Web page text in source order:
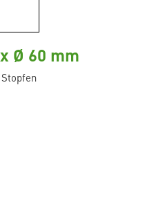
Ø 60 mm